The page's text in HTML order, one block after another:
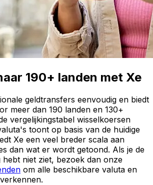
190+ landen met Xe
geldtransfers eenvoudig en biedt
meer dan 190 landen en 130+
vergelijkingstabel wisselkoersen
toont op basis van de huidige
Xe een veel breder scala aan
dan wat er wordt getoond. Als je de
hebt niet ziet, bezoek dan onze
om alle beschikbare valuta en